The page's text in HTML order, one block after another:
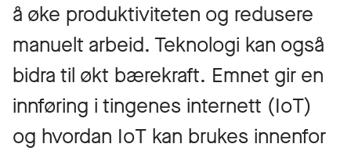
å øke produktiviteten og redusere
manuelt arbeid. Teknologi kan også
bidra til økt bærekraft. Emnet gir en
innføring i tingenes internett (IoT)
og hvordan IoT kan brukes innenfor